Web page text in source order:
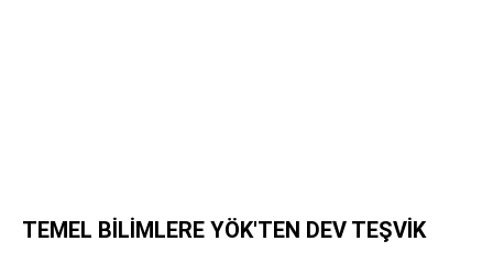
TEMEL BİLİMLERE YÖK'TEN DEV TEŞVİK